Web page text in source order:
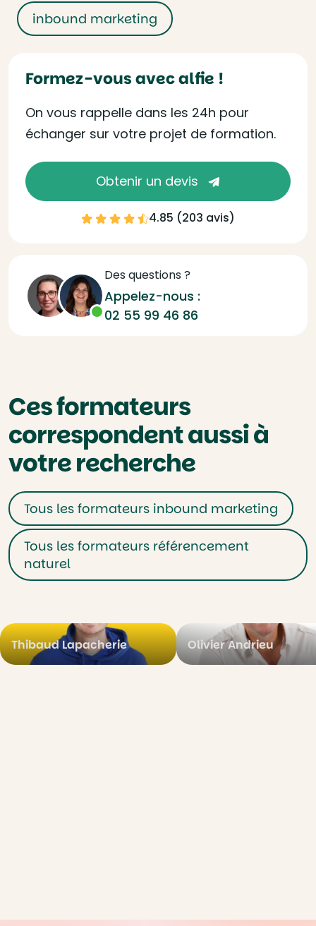
inbound marketing
Formez-vous avec alfie !
On vous rappelle dans les 24h pour
échanger sur votre projet de formation.
Obtenir un devis
4.85 (203 avis)
Des questions ?
Appelez-nous :
02 55 99 46 86
Ces formateurs
correspondent aussi à
votre recherche
Tous les formateurs inbound marketing
Tous les formateurs référencement
naturel
Thibaud Lapacherie Olivier Andrieu